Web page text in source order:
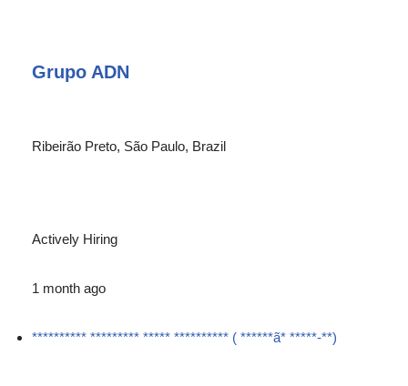
Grupo ADN
Ribeirão Preto, São Paulo, Brazil
Actively Hiring
1 month ago
********** ********* ***** ********** ( ******ã* *****-**)